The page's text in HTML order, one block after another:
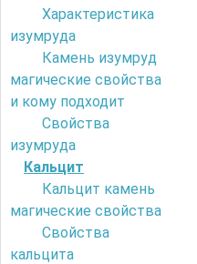
Характеристика
изумруда
Камень изумруд
магические свойства
и кому подходит
Свойства
изумруда
Кальцит
Кальцит камень
магические свойства
Свойства
кальцита